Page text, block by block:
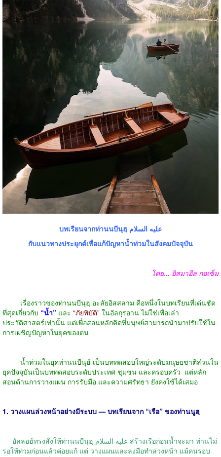
บทเรียนจากท่านนบีนุฮฺ عليه السلام
กับแนวทางประยุกต์เพื่อแก้ปัญหาน้ำท่วมในสังคมปัจจุบัน
โดย... อิสมาอีล กอเซ็ม
เรื่องราวของท่านนบีนุฮฺ อะลัยอิสสลาม คือหนึ่งในบทเรียนที่เด่นชัด
ที่สุดเกี่ยวกับ “น้ำ” และ “ภัยพิบัติ” ในอัลกุรอาน ไม่ใช่เพื่อเล่า
ประวัติศาสตร์เท่านั้น แต่เพื่อสอนหลักคิดที่มนุษย์สามารถนำมาปรับใช้ใน
การเผชิญปัญหาในยุคของตน
น้ำท่วมในยุคท่านนบีนุฮ์ เป็นบททดสอบใหญ่ระดับมนุษยชาติส่วนใน
ยุคปัจจุบันเป็นบททดสอบระดับประเทศ ชุมชน และครอบครัว แต่หลัก
สอนด้านการวางแผน การรับมือ และความศรัทธา ยังคงใช้ได้เสมอ
1. วางแผนล่วงหน้าอย่างมีระบบ — บทเรียนจาก “เรือ” ของท่านนูฮฺ
อัลลอฮ์ทรงสั่งให้ท่านนบีนุฮฺ عليه السلام สร้างเรือก่อนน้ำจะมา ท่านไม่
รอให้ท่วมก่อนแล้วค่อยแก้ แต่ วางแผนและลงมือทำล่วงหน้า แม้คนรอบ